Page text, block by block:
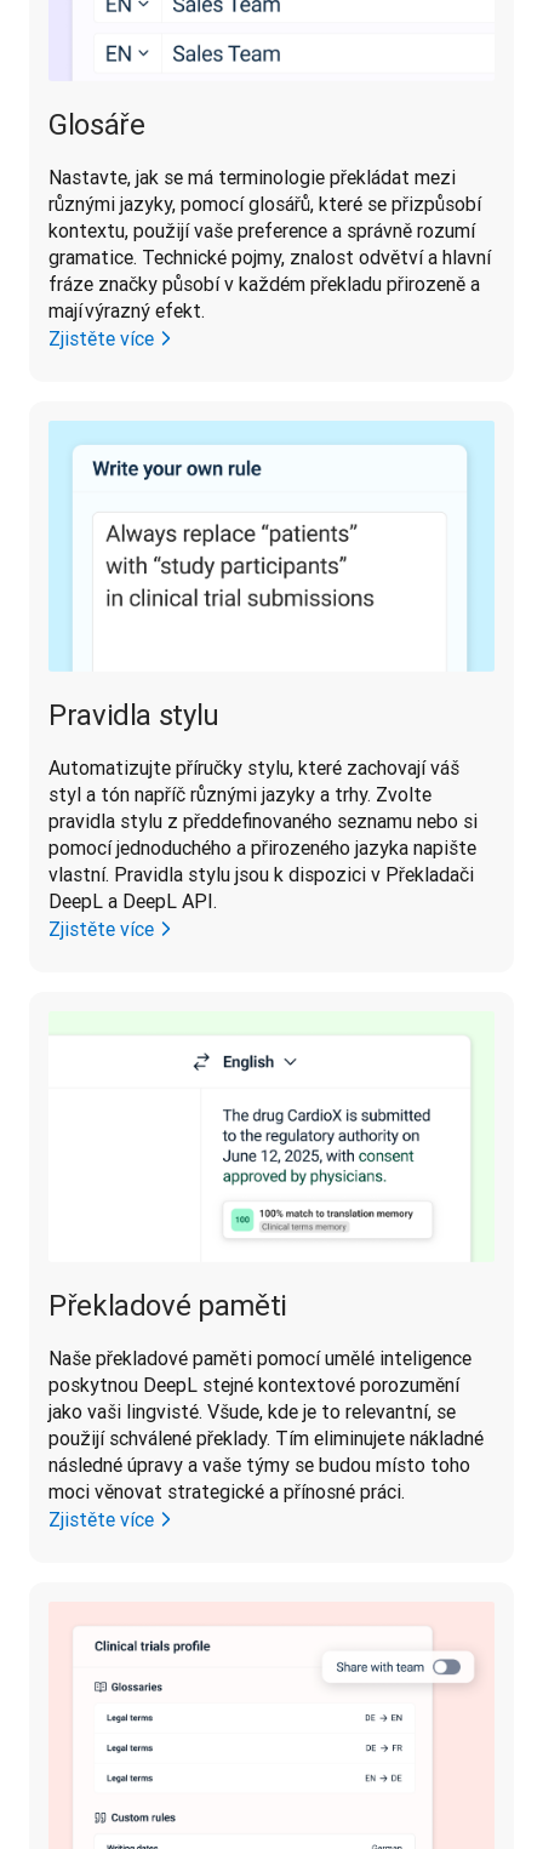
Glosáře
Nastavte, jak se má terminologie překládat mezi
různými jazyky, pomocí glosářů, které se přizpůsobí
kontextu, použijí vaše preference a správně rozumí
gramatice. Technické pojmy, znalost odvětví a hlavní
fráze značky působí v každém překladu přirozeně a
mají výrazný efekt.
Zjistěte více
Pravidla stylu
Automatizujte příručky stylu, které zachovají váš
styl a tón napříč různými jazyky a trhy. Zvolte
pravidla stylu z předdefinovaného seznamu nebo si
pomocí jednoduchého a přirozeného jazyka napište
vlastní. Pravidla stylu jsou k dispozici v Překladači
DeepL a DeepL API.
Zjistěte více
Překladové paměti
Naše překladové paměti pomocí umělé inteligence
poskytnou DeepL stejné kontextové porozumění
jako vaši lingvisté. Všude, kde je to relevantní, se
použijí schválené překlady. Tím eliminujete nákladné
následné úpravy a vaše týmy se budou místo toho
moci věnovat strategické a přínosné práci.
Zjistěte více